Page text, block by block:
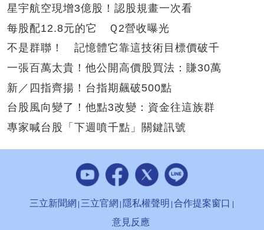
星宇航空現增3億股！認股規畫一次看
每股配12.8元的它 Ｑ2營收曝光
不是群聯！ 記憶體它靠這技術目標價破千
一張百萬太貴！他公開高價股買法：賺30萬
新／四指齊揚！台指期飆破500點
台股風向變了！他點3改變：資金往這族群
專家喊台股「下週噴千點」關鍵訊號
三立新聞網 三立官網 隱私權聲明 合作提案窗口
意見反應